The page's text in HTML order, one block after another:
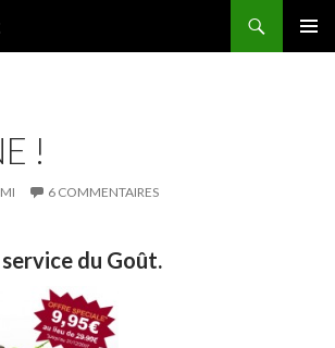
!
6 COMMENTAIRES
service du Goût.